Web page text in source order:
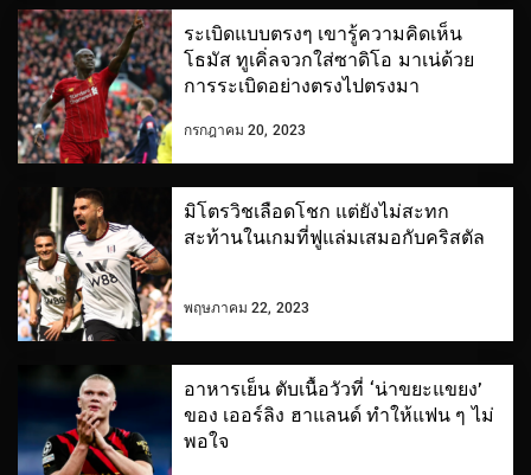
ระเบิดแบบตรงๆ เขารู้ความคิดเห็น
โธมัส ทูเคิ่ลจวกใส่ซาดิโอ มาเน่ด้วย
การระเบิดอย่างตรงไปตรงมา
กรกฎาคม 20, 2023
มิโตรวิชเลือดโชก แต่ยังไม่สะทก
สะท้านในเกมที่ฟูแล่มเสมอกับคริสตัล
พฤษภาคม 22, 2023
อาหารเย็น ตับเนื้อวัวที่ ‘น่าขยะแขยง’
ของ เออร์ลิง ฮาแลนด์ ทำให้แฟน ๆ ไม่
พอใจ